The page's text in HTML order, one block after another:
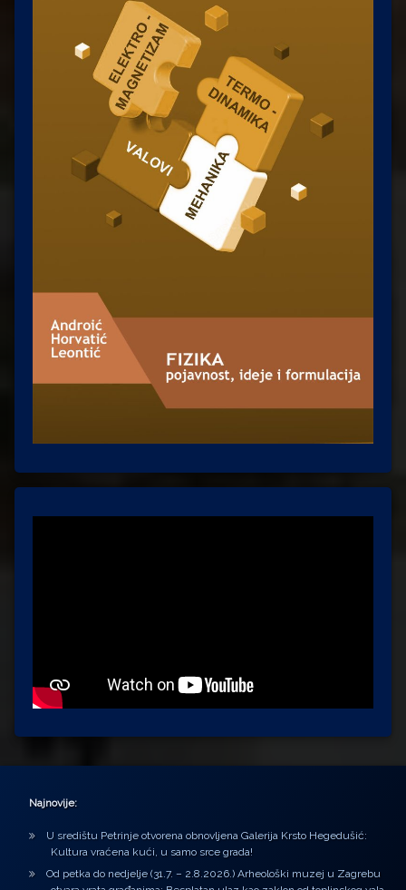
Najnovije:
U središtu Petrinje otvorena obnovljena Galerija Krsto Hegedušić:
Kultura vraćena kući, u samo srce grada!
Od petka do nedjelje (31.7. – 2.8.2026.) Arheološki muzej u Zagrebu